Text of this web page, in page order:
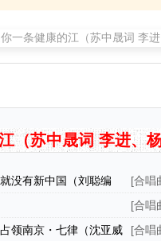
（苏中晟词 李进、
没有新中国（刘聪编
[合唱
[合唱
领南京・七律（沈亚威
[合唱